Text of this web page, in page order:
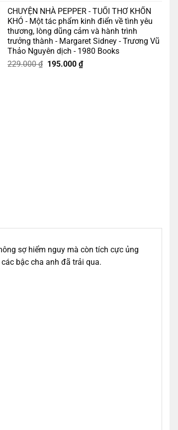
- Nguyễn Văn Tàu - NXB Trẻ số lượng
là:
175.000 ₫.
tại
là:
158.000 ₫.
CHUYỆN NHÀ PEPPER - TUỔI THƠ KHỐN
KHÓ - Một tác phẩm kinh điển về tình yêu
thương, lòng dũng cảm và hành trình
trưởng thành - Margaret Sidney - Trương Vũ
Thảo Nguyên dịch - 1980 Books
229.000₫ Giá
195.000 ₫Giá
sợ hiểm nguy mà còn tích cực ủng
bậc cha anh đã trải qua.